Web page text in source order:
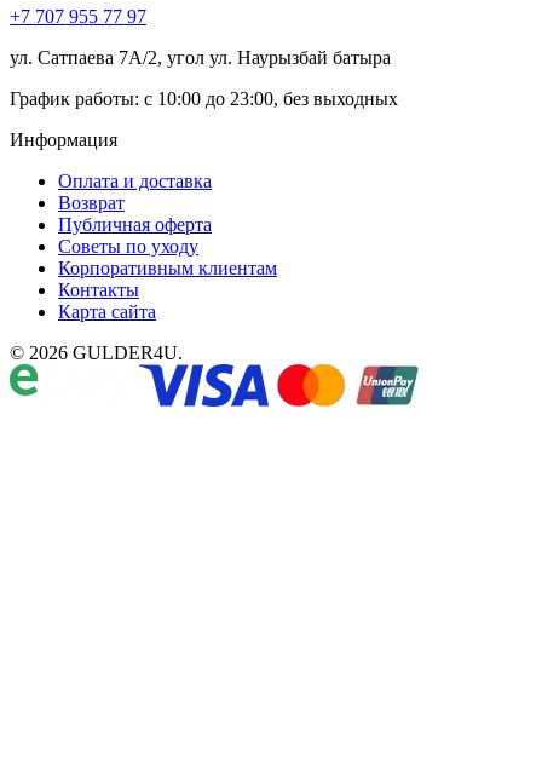
+7 707 955 77 97
ул. Сатпаева 7А/2, угол ул. Наурызбай батыра
График работы: с 10:00 до 23:00, без выходных
Информация
Оплата и доставка
Возврат
Публичная оферта
Советы по уходу
Корпоративным клиентам
Контакты
Карта сайта
© 2026 GULDER4U.